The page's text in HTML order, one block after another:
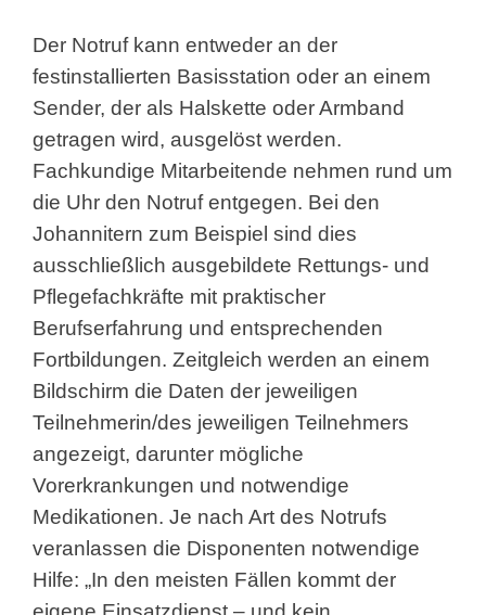
Der Notruf kann entweder an der
festinstallierten Basisstation oder an einem
Sender, der als Halskette oder Armband
getragen wird, ausgelöst werden.
Fachkundige Mitarbeitende nehmen rund um
die Uhr den Notruf entgegen. Bei den
Johannitern zum Beispiel sind dies
ausschließlich ausgebildete Rettungs- und
Pflegefachkräfte mit praktischer
Berufserfahrung und entsprechenden
Fortbildungen. Zeitgleich werden an einem
Bildschirm die Daten der jeweiligen
Teilnehmerin/des jeweiligen Teilnehmers
angezeigt, darunter mögliche
Vorerkrankungen und notwendige
Medikationen. Je nach Art des Notrufs
veranlassen die Disponenten notwendige
Hilfe: „In den meisten Fällen kommt der